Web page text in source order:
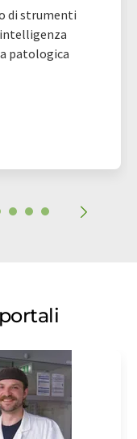
di strumenti
patologica